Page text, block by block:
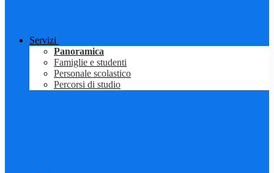
Servizi
Panoramica
Famiglie e studenti
Personale scolastico
Percorsi di studio